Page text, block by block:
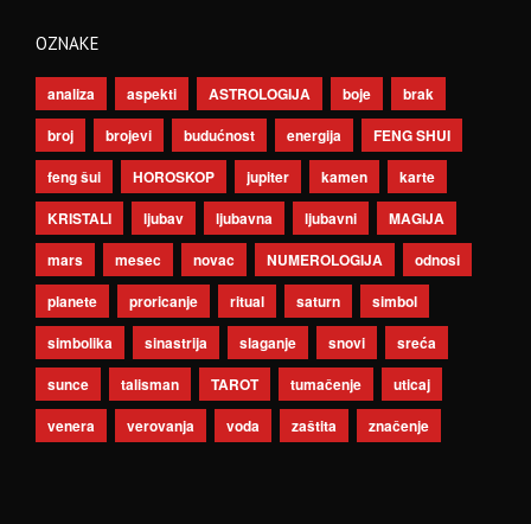
OZNAKE
analiza aspekti ASTROLOGIJA boje
brak
broj
brojevi budućnost energija
FENG SHUI
feng šui
HOROSKOP jupiter kamen
karte
KRISTALI
ljubav ljubavna ljubavni
MAGIJA
mars
mesec novac NUMEROLOGIJA
odnosi
planete
proricanje ritual saturn
simbol
simbolika
sinastrija slaganje snovi
sreća
sunce
talisman TAROT tumačenje
uticaj
venera
verovanja voda zaštita značenje